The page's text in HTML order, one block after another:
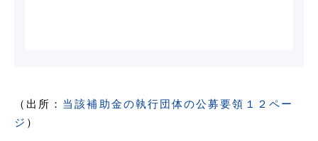
（出所： 当該補助金の執行団体の公募要領１２ペー
ジ ）